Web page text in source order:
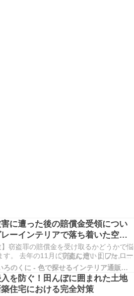
に遭った後の賠償金受領につい
ーインテリアで落ち着いた空間
】窃盗罪の賠償金を受け取るかどうかで悩
す。 去年の11月に窃盗に遭いました。私
あったゲームソフトや化粧品など被害金
そ17～18万円相当を盗まれました。一カ
め忘れてしまった（そこから侵入されま
ちら側も悪いのですが･･･。 そして、先…
いろのくに - 色で探せるインテリア通販サイト
を防ぐ！田んぼに囲まれた土地
住宅における完全対策